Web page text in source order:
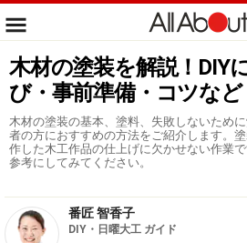
木材の塗装を解説！DIY
び・事前準備・コツなど
木材の塗装の基本、塗料、失敗しないため
者の方におすすめの方法をご紹介します。
作した木工作品の仕上げに欠かせない作業
参考にしてみてください。
番匠 智香子
DIY・日曜大工 ガイド